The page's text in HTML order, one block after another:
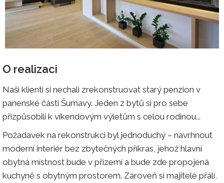
O realizaci
Naši klienti si nechali zrekonstruovat starý penzion v
panenské části Šumavy. Jeden z bytů si pro sebe
přizpůsobili k víkendovým výletům s celou rodinou...
Požadavek na rekonstrukci byl jednoduchý – navrhnout
moderní interiér bez zbytečných příkras, jehož hlavní
obytná místnost bude v přízemí a bude zde propojená
kuchyně s obytným prostorem. Zároveň si majitelé přáli,